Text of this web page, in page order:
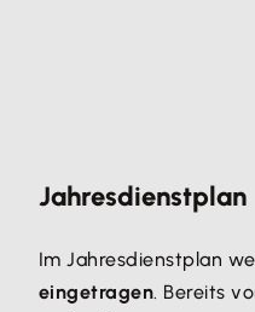
Jahresdienstplan
Im Jahresdienstplan
eingetragen. Bereits